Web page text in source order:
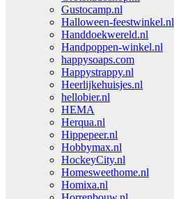
Gustocamp.nl
Halloween-feestwinkel.nl
Handdoekwereld.nl
Handpoppen-winkel.nl
happysoaps.com
Happystrappy.nl
Heerlijkehuisjes.nl
hellobier.nl
HEMA
Herqua.nl
Hippepeer.nl
Hobbymax.nl
HockeyCity.nl
Homesweethome.nl
Homixa.nl